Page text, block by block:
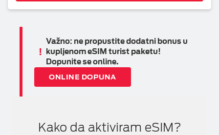
!
Važno: ne propustite dodatni bonus u
kupljenom eSIM turist paketu!
Dopunite se online.
ONLINE DOPUNA
Kako da aktiviram eSIM?